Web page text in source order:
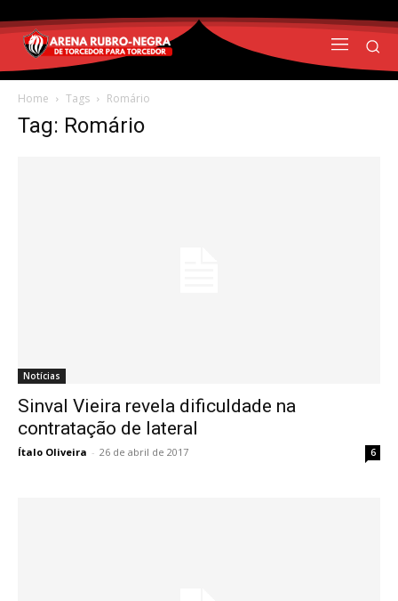
Home Tags Romário
Tag: Romário
Notícias
Sinval Vieira revela dificuldade na
contratação de lateral
Ítalo Oliveira - 26 de abril de 2017 6